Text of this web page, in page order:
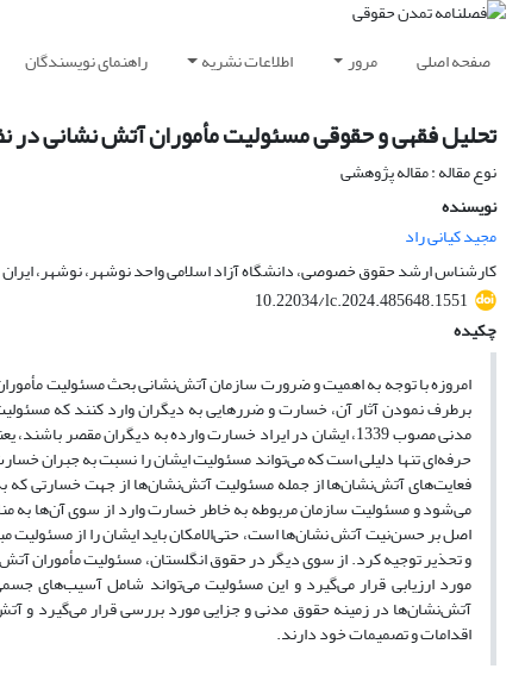
صفحه اصلی مرور اطلاعات نشریه راهنمای نویسندگان
تحلیل فقهی و حقوقی مسئولیت مأموران آتش نشانی در
نوع مقاله : مقاله پژوهشی
نویسنده
مجید کیانی راد
کارشناس ارشد حقوق خصوصی، دانشگاه آزاد اسلامی واحد نوشهر، نوشهر، ایران
10.22034/lc.2024.485648.1551
چکیده
امروزه با توجه به اهمیتوضرورتسازمانآتش‌نشانیبحثمسئولیت
برطرف نمودنآثارآن، خسارتوضررهاییبهدیگرانواردکنند که
مدنی مصوب 1339، ایشاندر ایرادخسارتواردهبهدیگرانمقصرباشند،
حرفه‌ای تنها دلیلی است که می‌تواند مسئولیت ایشان را نسبت به جبران
فعایت‌های آتش‌نشان‌ها از جمله مسئولیتآتش‌نشان‌هاازجهتخسارتیکه
می‌شودومسئولیتسازمانمربوطهبهخاطرخسارتواردازسویآن‌هابه
اصلبرحسن‌نیتآتشنشان‌هااست، حتی‌الامکان بایدایشانرااز مسئولیت
و تحذیر توجیه کرد. از سوی دیگر در حقوق انگلستان، مسئولیت مأموران
مورد ارزیابی قرار می‌گیرد و این مسئولیت می‌تواند شامل آسیب‌های
آتش‌نشان‌ها در زمینه حقوق مدنی و جزایی مورد بررسی قرار می‌گیرد و
اقدامات و تصمیمات خود دارند.